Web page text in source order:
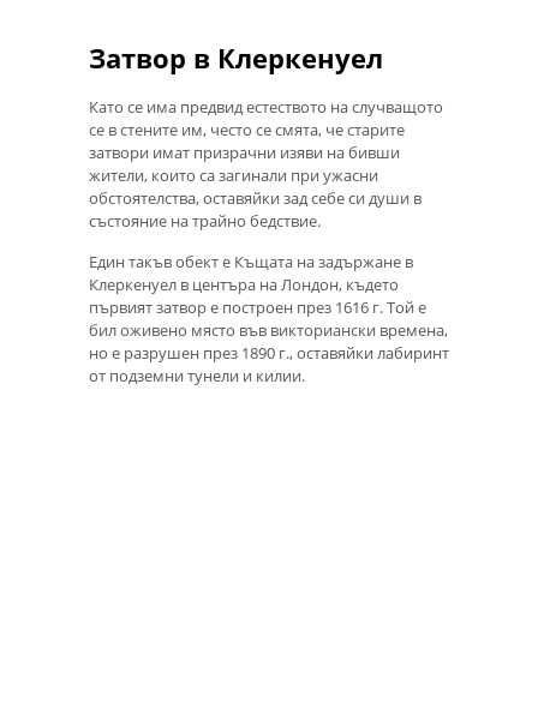
Затвор в Клеркенуел
Като се има предвид естеството на случващото
се в стените им, често се смята, че старите
затвори имат призрачни изяви на бивши
жители, които са загинали при ужасни
обстоятелства, оставяйки зад себе си души в
състояние на трайно бедствие.
Един такъв обект е Къщата на задържане в
Клеркенуел в центъра на Лондон, където
първият затвор е построен през 1616 г. Той е
бил оживено място във викториански времена,
но е разрушен през 1890 г., оставяйки лабиринт
от подземни тунели и килии.